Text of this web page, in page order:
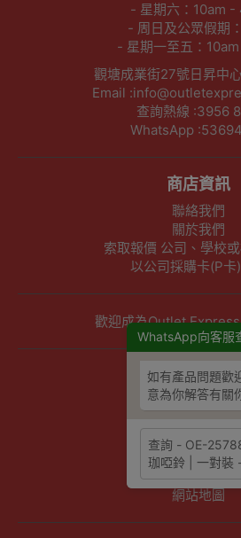
WhatsApp向客服
如有產品問題歡
意為你解答有關
- 星期六：10am -
- 周日及公眾假期
- 星期一至五：
觀塘成業街27號日昇中
Email
查詢熱線 :3956
WhatsApp
商店資訊
聯絡我們
關於我們
索取報價 公司、學校
以公司採購卡(P卡
歡迎成為Outlet
其他資訊
下單須知
保養條款及更換
除舊服務條款及
條款及細則
網站地圖